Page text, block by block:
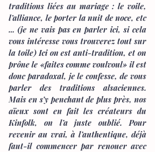
traditions liées au mariage : le voile,
l’alliance, le porter la nuit de noce, etc
... (je ne vais pas en parler ici, si cela
vous intéresse vous trouverez tout sur
la toile) Ici on est anti-tradition, et on
prône le «faites comme voulvoul» il est
donc paradoxal, je le confesse, de vous
parler des traditions alsaciennes.
Mais en s’y penchant de plus près, nos
aïeux sont en fait les créateurs du
Kinfolk, on l’a juste oublié. Pour
revenir au vrai, à l’authentique, déjà
faut-il commencer par renouer avec